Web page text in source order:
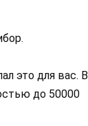
это для вас. В
до 50000